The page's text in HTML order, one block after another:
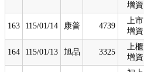
增資
163 115/01/14 康普 4739
上市
增資
164 115/01/13 旭品 3325
上櫃
增資